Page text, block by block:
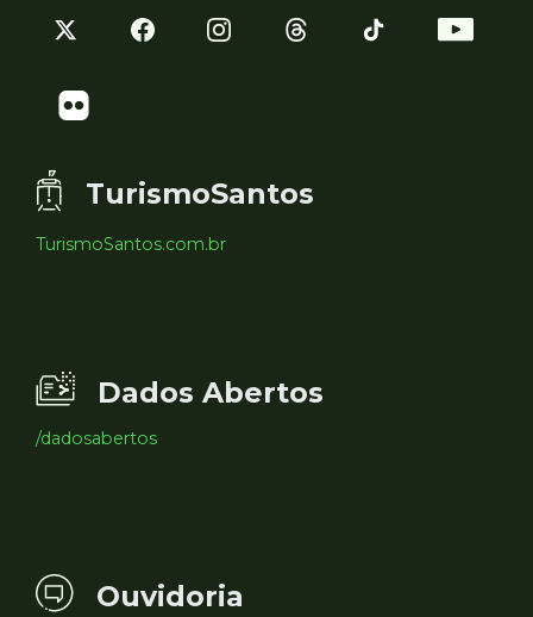
TurismoSantos
TurismoSantos.com.br
Dados Abertos
/dadosabertos
Ouvidoria